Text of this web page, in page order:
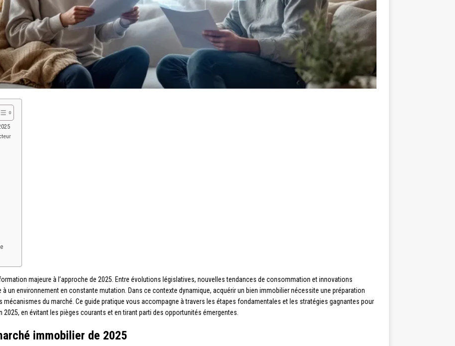
majeure à l’approche de 2025. Entre évolutions législatives, nouvelles tendances de consommation et innovations
un environnement en constante mutation. Dans ce contexte dynamique, acquérir un bien immobilier nécessite une préparation
du marché. Ce guide pratique vous accompagne à travers les étapes fondamentales et les stratégies gagnantes pour
en évitant les pièges courants et en tirant parti des opportunités émergentes.
immobilier de 2025